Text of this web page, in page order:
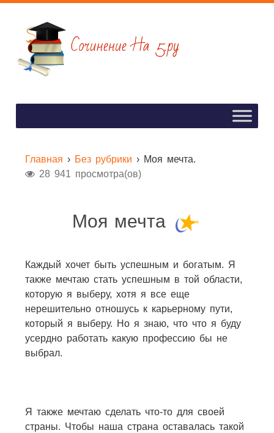
Главная › Без рубрики › Моя мечта.
28 941 просмотра(ов)
Моя мечта
Каждый хочет быть успешным и богатым. Я
также мечтаю стать успешным в той области,
которую я выберу, хотя я все еще
нерешительно отношусь к карьерному пути,
который я выберу. Но я знаю, что что я буду
усердно работать какую профессию бы не
выбрал.
Я также мечтаю сделать что-то для своей
страны. Чтобы наша страна оставалась такой